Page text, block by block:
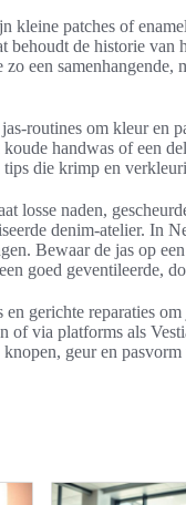
patches of
behoudt de historie van
een
routines om kleur en
handwas of een
die krimp en
losse naden,
denim-atelier. In
Bewaar de jas op
goed geventileerde,
gerichte reparaties
of via platforms als
geur en